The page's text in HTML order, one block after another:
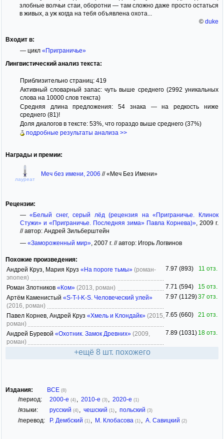
злобные волчьи стаи, оборотни — там сложно даже просто остаться
в живых, а уж когда на тебя объявлена охота...
© duke
Входит в:
— цикл «Приграничье»
Лингвистический анализ текста:
Приблизительно страниц: 419
Активный словарный запас: чуть выше среднего (2992 уникальных
слова на 10000 слов текста)
Средняя длина предложения: 54 знака — на редкость ниже
среднего (81)!
Доля диалогов в тексте: 53%, что гораздо выше среднего (37%)
подробные результаты анализа >>
Награды и премии:
лауреат
Меч без имени, 2006 //«Меч Без Имени»
Рецензии:
—«Белый снег, серый лёд (рецензия на «Приграничье. Клинок
Стужи» и «Приграничье. Последняя зима» Павла Корнева)», 2009 г.
// автор: Андрей Зильберштейн
— «Замороженный мир», 2007 г. // автор: Игорь Логвинов
Похожие произведения:
Андрей Круз, Мария Круз «На пороге тьмы» (роман-
эпопея)
7.97 (893) 11 отз.
Роман Злотников «Ком» (2013, роман) 7.71 (594)
15 отз.
Артём Каменистый «S-T-I-K-S. Человеческий улей»
(2016, роман)
7.97 (1129)37 отз.
Павел Корнев, Андрей Круз «Хмель и Клондайк» (2015,
роман)
7.65 (660) 21 отз.
Андрей Буревой «Охотник. Замок Древних» (2009,
роман)
7.89 (1031) 18 отз.
+ещё 8 шт. похожего
Издания: ВСЕ (8)
/период: 2000-е (4) , 2010-е (3) , 2020-е (1)
/языки: русский (4) , чешский (1) , польский (3)
/перевод: Р. Дембский (1) , М. Клобасова (1) , А. Савицкий (2)